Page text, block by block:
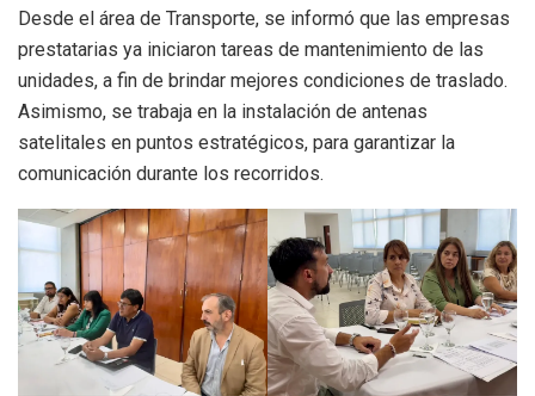
Desde el área de Transporte, se informó que las empresas
prestatarias ya iniciaron tareas de mantenimiento de las
unidades, a fin de brindar mejores condiciones de traslado.
Asimismo, se trabaja en la instalación de antenas
satelitales en puntos estratégicos, para garantizar la
comunicación durante los recorridos.